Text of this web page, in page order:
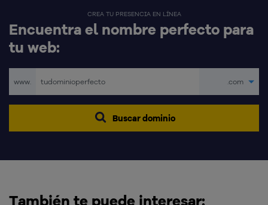
CREA TU PRESENCIA EN LÍNEA
Encuentra el nombre perfecto para
tu web:
www. .com
Buscar dominio
También te puede interesar: